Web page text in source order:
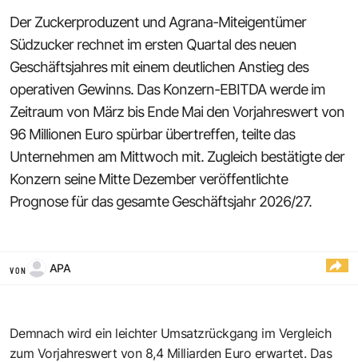
Der Zuckerproduzent und Agrana-Miteigentümer
Südzucker rechnet im ersten Quartal des neuen
Geschäftsjahres mit einem deutlichen Anstieg des
operativen Gewinns. Das Konzern-EBITDA werde im
Zeitraum von März bis Ende Mai den Vorjahreswert von
96 Millionen Euro spürbar übertreffen, teilte das
Unternehmen am Mittwoch mit. Zugleich bestätigte der
Konzern seine Mitte Dezember veröffentlichte
Prognose für das gesamte Geschäftsjahr 2026/27.
VON APA
Demnach wird ein leichter Umsatzrückgang im Vergleich
zum Vorjahreswert von 8,4 Milliarden Euro erwartet. Das